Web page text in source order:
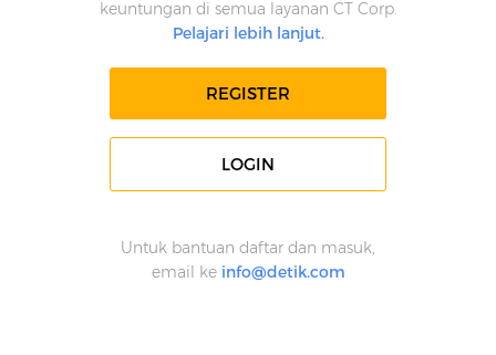
keuntungan di semua layanan CT Corp.
Pelajari lebih lanjut.
REGISTER
LOGIN
Untuk bantuan daftar dan masuk,
email ke info@detik.com